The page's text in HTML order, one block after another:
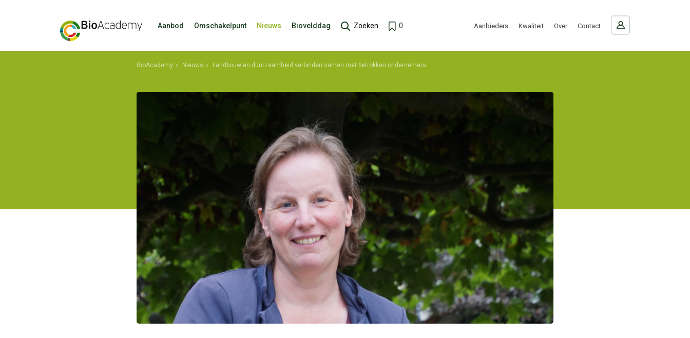
Aanbod Omschakelpunt Nieuws Biovelddag Zoeken 0 Aanbieders Kwaliteit Over Contact
BioAcademy Nieuws Landbouw en duurzaamheid verbinden samen met betrokken ondernemers